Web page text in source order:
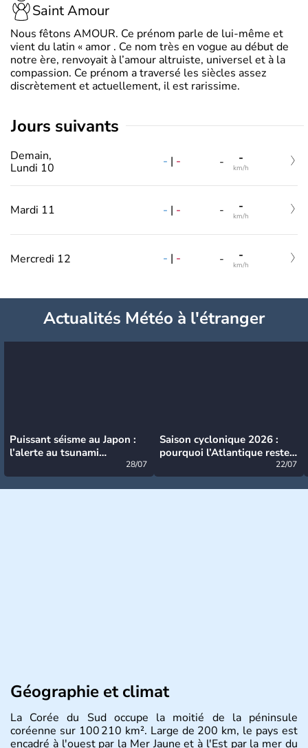
Saint Amour
Nous fêtons AMOUR. Ce prénom parle de lui-même et
vient du latin « amor . Ce nom très en vogue au début de
notre ère, renvoyait à l’amour altruiste, universel et à la
compassion. Ce prénom a traversé les siècles assez
discrètement et actuellement, il est rarissime.
jours suivants
Demain,
Lundi 10
- | - - -
km/h
Mardi 11 - | - - -
km/h
Mercredi 12 - | - - -
km/h
Actualités Météo à l'étranger
Puissant séisme au Japon :
l’alerte au tsunami
28/07
Saison cyclonique 2026 :
pourquoi l’Atlantique reste
22/07
Géographie et climat
La Corée du Sud occupe la moitié de la péninsule
coréenne sur 100 210 km². Large de 200 km, le pays est
encadré à l'ouest par la Mer Jaune et à l'Est par la mer du